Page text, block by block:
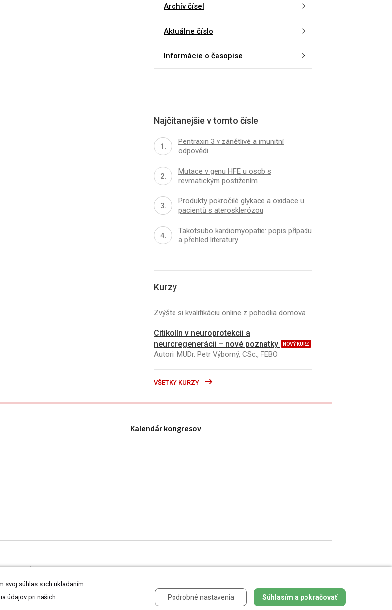
Archív čísel
Aktuálne číslo
Informácie o časopise
Najčítanejšie v tomto čísle
Pentraxin 3 v zánětlivé a imunitní
odpovědi
Mutace v genu HFE u osob s
revmatickým postižením
Produkty pokročilé glykace a oxidace u
pacientů s aterosklerózou
Takotsubo kardiomyopatie: popis případu
a přehled literatury
Kurzy
Zvýšte si kvalifikáciu online z pohodlia domova
Citikolín v neuroprotekcii a
neuroregenerácii – nové poznatky
NOVÝ KURZ
Autori: MUDr. Petr Výborný, CSc., FEBO
VŠETKY KURZY
Kalendár kongresov
ČítajteprehlásenieaZásady spracovania osobných údajov.
svoj súhlas s ich ukladaním
údajov pri našich
Podrobné nastavenia Súhlasím a pokračovať